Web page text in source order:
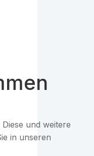
und weitere
in unseren